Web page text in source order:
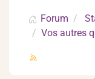
Forum
Vos autres